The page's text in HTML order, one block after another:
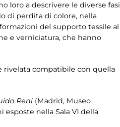
loro a descrivere le diverse fasi
di perdita di colore, nella
del supporto tessile al
e verniciatura, che hanno
rivelata compatibile con quella
Reni (Madrid, Museo
esposte nella Sala VI della